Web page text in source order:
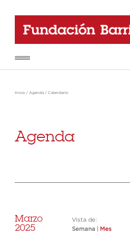
Inicio / Agenda / Calendario
Agenda
Marzo
2025
Vista de:
Semana
Mes